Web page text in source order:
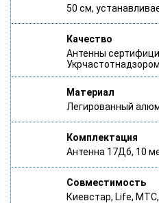
50 см,
Качество
Антенны
Укрчастотнадзором
Материал
Легированный
Комплектация
Антенна 17Дб, 10
Совместимость
Киевстар, Life,